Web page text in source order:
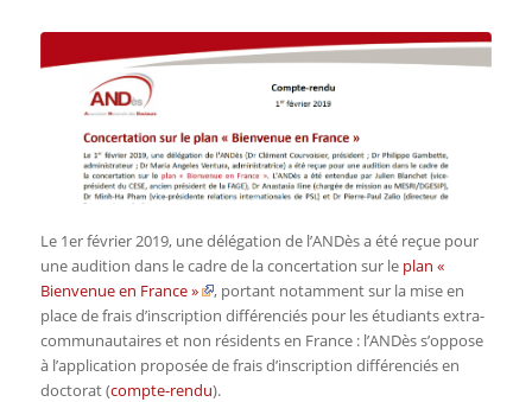
Le 1er février 2019, une délégation de l’ANDès a été reçue pour
une audition dans le cadre de la concertation sur le plan «
Bienvenue en France »
, portant notamment sur la mise en
place de frais d’inscription différenciés pour les étudiants extra-
communautaires et non résidents en France : l’ANDès s’oppose
à l’application proposée de frais d’inscription différenciés en
doctorat (compte-rendu).